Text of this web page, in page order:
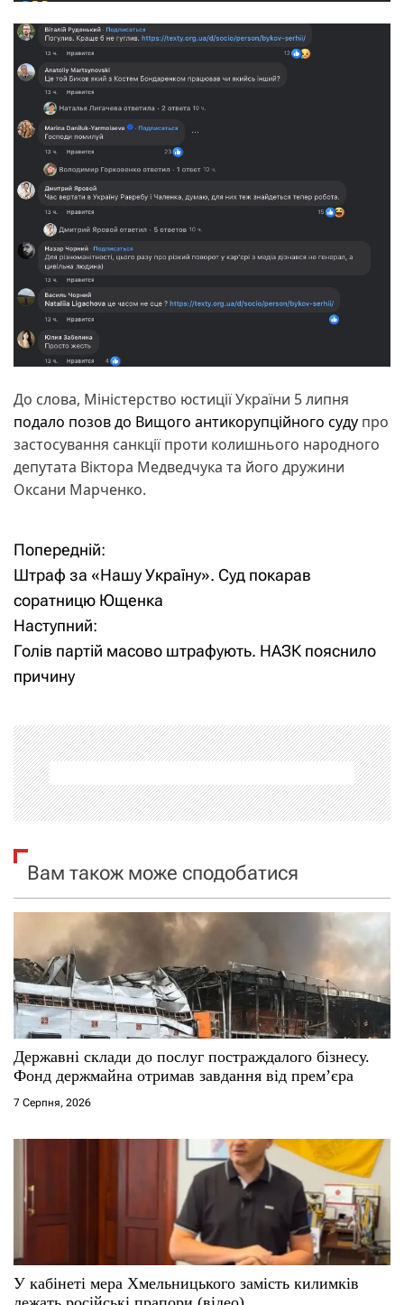
До слова, Міністерство юстиції України 5 липня
подало позов до Вищого антикорупційного суду про
застосування санкції проти колишнього народного
депутата Віктора Медведчука та його дружини
Оксани Марченко.
Н
а
в
і
а
ц
і
я
з
п
и
с
і
в
Попередній:
Штраф за «Нашу Україну». Суд покарав
соратницю Ющенка
Наступний:
Голів партій масово штрафують. НАЗК пояснило
причину
Вам також може сподобатися
Державні склади до послуг постраждалого бізнесу.
Фонд держмайна отримав завдання від прем’єра
7 Серпня, 2026
У кабінеті мера Хмельницького замість килимків